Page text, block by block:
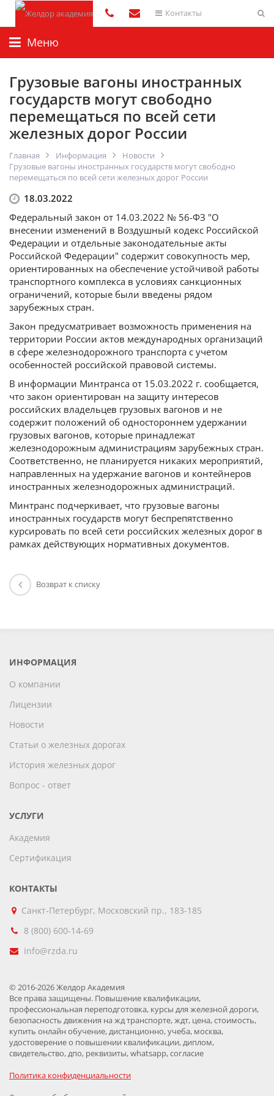
Контакты
Меню
Грузовые вагоны иностранных
государств могут свободно
перемещаться по всей сети
железных дорог России
Главная Информация
Новости
Грузовые вагоны иностранных государств могут свободно
перемещаться по всей сети железных дорог России
18.03.2022
Федеральный закон от 14.03.2022 № 56-ФЗ "О
внесении изменений в Воздушный кодекс Российской
Федерации и отдельные законодательные акты
Российской Федерации" содержит совокупность мер,
ориентированных на обеспечение устойчивой работы
транспортного комплекса в условиях санкционных
ограничений, которые были введены рядом
зарубежных стран.
Закон предусматривает возможность применения на
территории России актов международных организаций
в сфере железнодорожного транспорта с учетом
особенностей российской правовой системы.
В информации Минтранса от 15.03.2022 г. сообщается,
что закон ориентирован на защиту интересов
российских владельцев грузовых вагонов и не
содержит положений об одностороннем удержании
грузовых вагонов, которые принадлежат
железнодорожным администрациям зарубежных стран.
Соответственно, не планируется никаких мероприятий,
направленных на удержание вагонов и контейнеров
иностранных железнодорожных администраций.
Минтранс подчеркивает, что грузовые вагоны
иностранных государств могут беспрепятственно
курсировать по всей сети российских железных дорог в
рамках действующих нормативных документов.
Возврат к списку
ИНФОРМАЦИЯ
О компании
Лицензии
Новости
Статьи о железных дорогах
История железных дорог
Вопрос - ответ
УСЛУГИ
Академия
Сертификация
КОНТАКТЫ
Санкт-Петербург, Московский пр., 183-185
8 (800) 600-14-69
info@rzda.ru
© 2016-2026 Желдор Академия
Все права защищены. Повышение квалификации,
профессиональная переподготовка, курсы для железной дороги,
безопасность движения на жд транспорте, ждт, цена, стоимость,
купить онлайн обучение, дистанционно, учеба, москва,
удостоверение о повышении квалификации, диплом,
свидетельство, дпо, реквизиты, whatsapp, согласие
Политика конфиденциальности